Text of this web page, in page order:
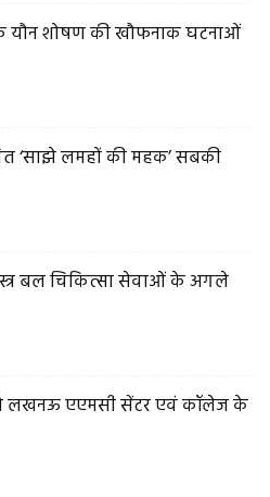
शोषण की खौफनाक घटनाओं
‘साझे लमहों की महक’ सबकी
बल चिकित्सा सेवाओं के अगले
लखनऊ एएमसी सेंटर एवं कॉलेज के